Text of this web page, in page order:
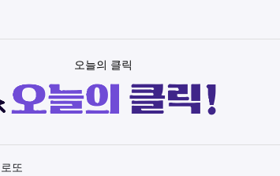
오늘의 클릭
로또